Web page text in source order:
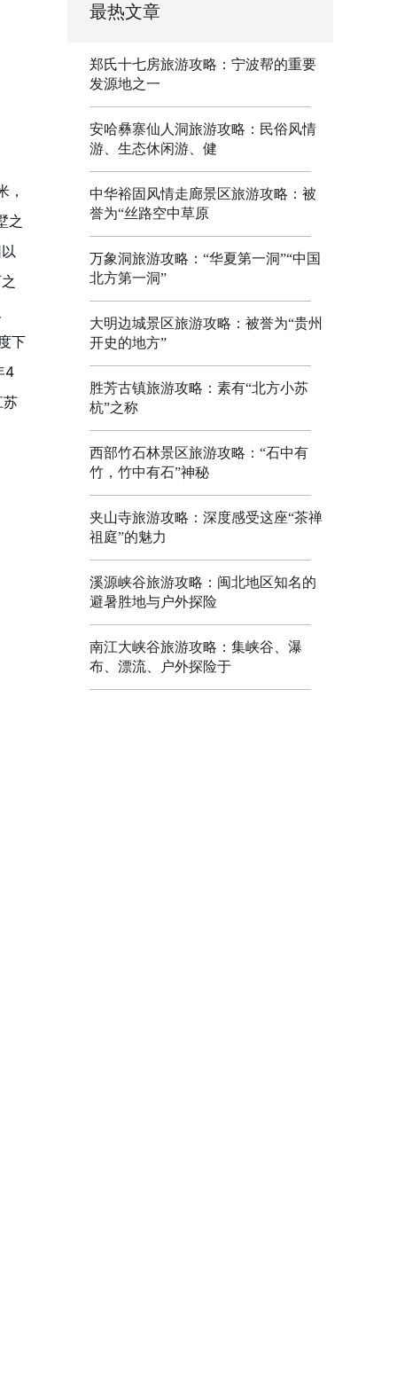
，
之
下
4
苏
最热文章
郑氏十七房旅游攻略：宁波帮的重要
发源地之一
安哈彝寨仙人洞旅游攻略：民俗风情
游、生态休闲游、健
中华裕固风情走廊景区旅游攻略：被
誉为“丝路空中草原
万象洞旅游攻略：“华夏第一洞”“中国
北方第一洞”
大明边城景区旅游攻略：被誉为“贵州
开史的地方”
胜芳古镇旅游攻略：素有“北方小苏
杭”之称
西部竹石林景区旅游攻略：“石中有
竹，竹中有石”神秘
夹山寺旅游攻略：深度感受这座“茶禅
祖庭”的魅力
溪源峡谷旅游攻略：闽北地区知名的
避暑胜地与户外探险
南江大峡谷旅游攻略：集峡谷、瀑
布、漂流、户外探险于